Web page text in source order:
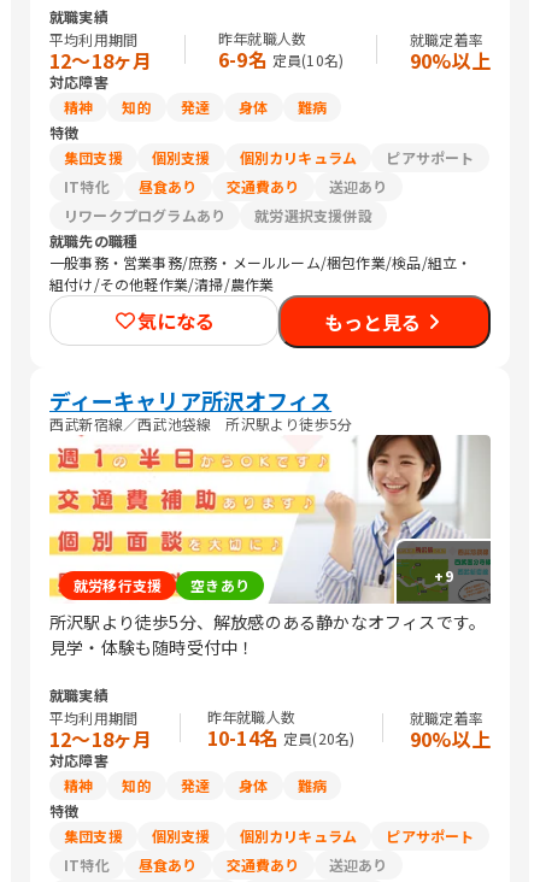
就職実績
平均利用期間
12〜18ヶ月
昨年就職人数
6-9名 定員(10名)
就職定着率
90%以上
対応障害
精神
知的 発達 身体
難病
特徴
集団支援
個別支援 個別カリキュラム
ピアサポート
IT特化
昼食あり 交通費あり
送迎あり
リワークプログラムあり
就労選択支援併設
就職先の職種
一般事務・営業事務/庶務・メールルーム/梱包作業/検品/組立・
組付け/その他軽作業/清掃/農作業
気になる もっと見る
ディーキャリア所沢オフィス
西武新宿線／西武池袋線 所沢駅より徒歩5分
+9
就労移行支援 空きあり
所沢駅より徒歩5分、解放感のある静かなオフィスです。
見学・体験も随時受付中！
就職実績
平均利用期間
12〜18ヶ月
昨年就職人数
10-14名 定員(20名)
就職定着率
90%以上
対応障害
精神
知的 発達 身体
難病
特徴
集団支援
個別支援 個別カリキュラム
ピアサポート
IT特化
昼食あり 交通費あり
送迎あり